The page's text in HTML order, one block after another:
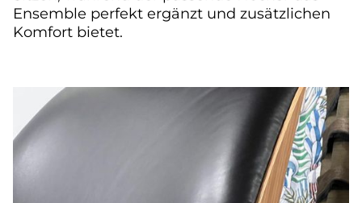
Ensemble perfekt ergänzt und zusätzlichen
Komfort bietet.